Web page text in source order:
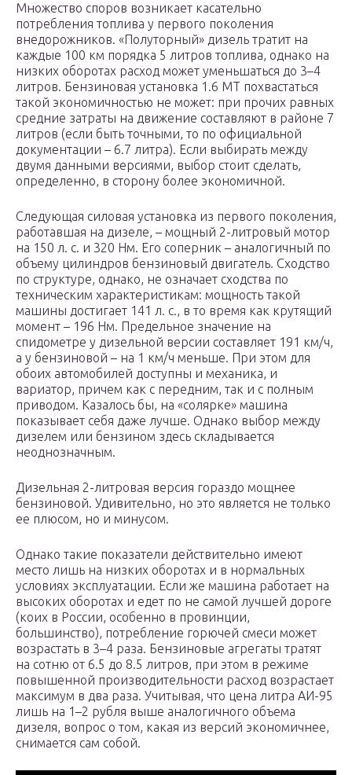
Множество споров возникает касательно
потребления топлива у первого поколения
внедорожников. «Полуторный» дизель тратит на
каждые 100 км порядка 5 литров топлива, однако на
низких оборотах расход может уменьшаться до 3–4
литров. Бензиновая установка 1.6 МТ похвастаться
такой экономичностью не может: при прочих равных
средние затраты на движение составляют в районе 7
литров (если быть точными, то по официальной
документации – 6.7 литра). Если выбирать между
двумя данными версиями, выбор стоит сделать,
определенно, в сторону более экономичной.
Следующая силовая установка из первого поколения,
работавшая на дизеле, – мощный 2-литровый мотор
на 150 л. с. и 320 Нм. Его соперник – аналогичный по
объему цилиндров бензиновый двигатель. Сходство
по структуре, однако, не означает сходства по
техническим характеристикам: мощность такой
машины достигает 141 л. с., в то время как крутящий
момент – 196 Нм. Предельное значение на
спидометре у дизельной версии составляет 191 км/ч,
а у бензиновой – на 1 км/ч меньше. При этом для
обоих автомобилей доступны и механика, и
вариатор, причем как с передним, так и с полным
приводом. Казалось бы, на «солярке» машина
показывает себя даже лучше. Однако выбор между
дизелем или бензином здесь складывается
неоднозначным.
Дизельная 2-литровая версия гораздо мощнее
бензиновой. Удивительно, но это является не только
ее плюсом, но и минусом.
Однако такие показатели действительно имеют
место лишь на низких оборотах и в нормальных
условиях эксплуатации. Если же машина работает на
высоких оборотах и едет по не самой лучшей дороге
(коих в России, особенно в провинции,
большинство), потребление горючей смеси может
возрастать в 3–4 раза. Бензиновые агрегаты тратят
на сотню от 6.5 до 8.5 литров, при этом в режиме
повышенной производительности расход возрастает
максимум в два раза. Учитывая, что цена литра АИ-95
лишь на 1–2 рубля выше аналогичного объема
дизеля, вопрос о том, какая из версий экономичнее,
снимается сам собой.